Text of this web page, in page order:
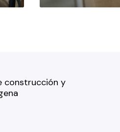
construcción y